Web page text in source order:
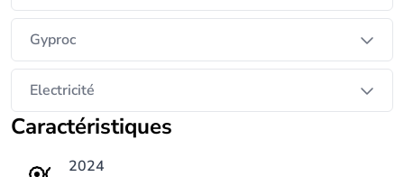
Gyproc
Electricité
Caractéristiques
2024